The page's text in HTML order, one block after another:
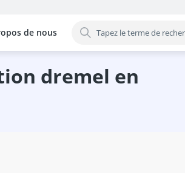
populaires par catégorie
de nous